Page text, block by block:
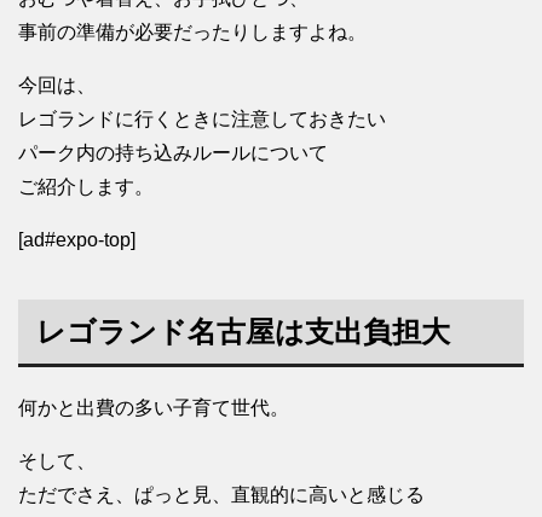
事前の準備が必要だったりしますよね。
今回は、
レゴランドに行くときに注意しておきたい
パーク内の持ち込みルールについて
ご紹介します。
[ad#expo-top]
レゴランド名古屋は支出負担大
何かと出費の多い子育て世代。
そして、
ただでさえ、ぱっと見、直観的に高いと感じる